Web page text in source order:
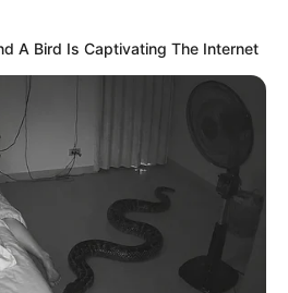
A Bird Is Captivating The Internet